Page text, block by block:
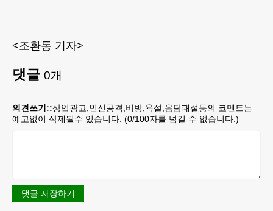
<조환동 기자>
댓글 0개
의견쓰기::상업광고,인신공격,비방,욕설,음담패설등의 코멘트는
예고없이 삭제될수 있습니다. (0/100자를 넘길 수 없습니다.)
댓글 저장하기